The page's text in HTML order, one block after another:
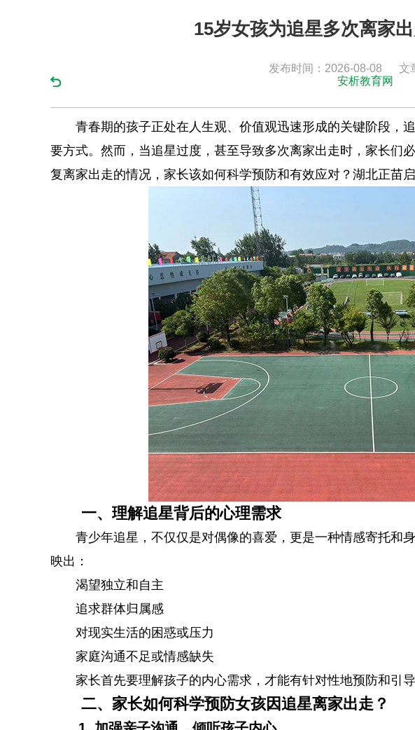
15岁女孩为追星多次离家
发布时间：2026-08-08
文
安析教育网
青春期的孩子正处在人生观、价值观迅速形成的关键阶段，
要方式。然而，当追星过度，甚至导致多次离家出走时，家长们
复离家出走的情况，家长该如何科学预防和有效应对？湖北正苗
一、理解追星背后的心理需求
青少年追星，不仅仅是对偶像的喜爱，更是一种情感寄托和
映出：
渴望独立和自主
追求群体归属感
对现实生活的困惑或压力
家庭沟通不足或情感缺失
家长首先要理解孩子的内心需求，才能有针对性地预防和引导
二、家长如何科学预防女孩因追星离家出走？